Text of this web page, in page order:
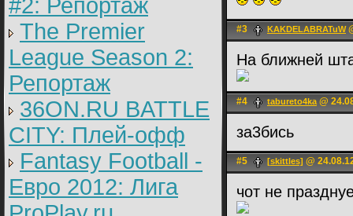
#2: Репортаж
The Premier
League Season 2:
Репортаж
36ON.RU BATTLE
CITY: Плей-офф
Fantasy Football -
Евро 2012: Лига
#3 KAKDELABRATuW
На ближней
#4 tabureto4ka@
за3бись
#5 [skittles] @
чот не